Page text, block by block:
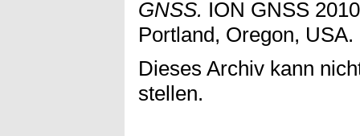
GNSS. ION GNSS
Portland, Oregon, USA.
Dieses Archiv kann
stellen.